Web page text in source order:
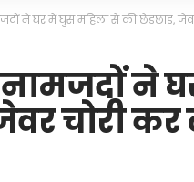
ने घर में घुस महिला से की छेड़छाड़,
ने
चोरी